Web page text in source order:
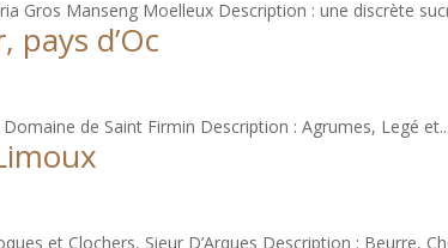
Gros Manseng Moelleux Description : une discrète
pays d’Oc
de Saint Firmin Description : Agrumes, Legé et...
et Clochers, Sieur D’Arques Description : Beurre,